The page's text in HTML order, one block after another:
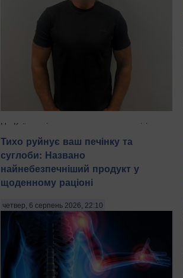
На Київщині затримали трьох чоловіків
віком 18, 43 і 52 років за підозрою у
груповому зґвалтуванні 21-річної дівчини.
Про це повідомила пресслужба
Національної поліції в четвер, 6 серпня,
зазначають Патріоти України. "На
Тихо руйнує ваш печінку та
суглоби: Названо
найнебезпечніший продукт у
щоденному раціоні
четвер, 6 серпень 2026, 22:10